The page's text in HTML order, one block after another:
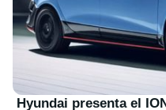
Hyundai presenta el